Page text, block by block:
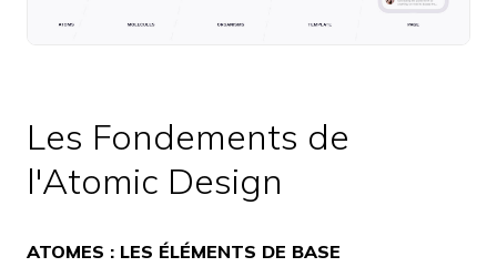
Les Fondements de
l'Atomic Design
ATOMES : LES ÉLÉMENTS DE BASE